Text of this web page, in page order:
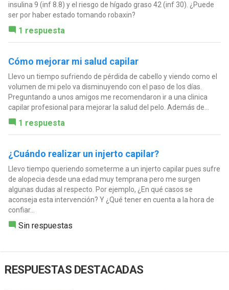
insulina 9 (inf 8.8) y el riesgo de hígado graso 42 (inf 30). ¿Puede
ser por haber estado tomando robaxin?
1 respuesta
Cómo mejorar mi salud capilar
Llevo un tiempo sufriendo de pérdida de cabello y viendo como el
volumen de mi pelo va disminuyendo con el paso de los días.
Preguntando a unos amigos me recomendaron ir a una clinica
capilar profesional para mejorar la salud del pelo. Además de...
1 respuesta
¿Cuándo realizar un injerto capilar?
Llevo tiempo queriendo someterme a un injerto capilar pues sufre
de alopecia desde una edad muy temprana pero me surgen
algunas dudas al respecto. Por ejemplo, ¿En qué casos se
aconseja esta intervención? Y ¿Qué tener en cuenta a la hora de
confiar...
Sin respuestas
RESPUESTAS DESTACADAS